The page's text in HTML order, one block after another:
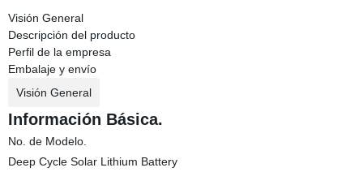
Visión General
Descripción del producto
Perfil de la empresa
Embalaje y envío
Visión General
Información Básica.
No. de Modelo.
Deep Cycle Solar Lithium Battery